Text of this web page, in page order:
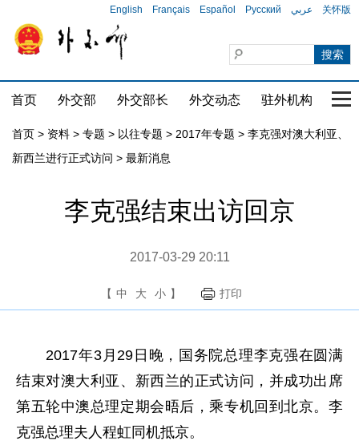
English Français Español Русский عربي 关怀版
首页 外交部 外交部长 外交动态 驻外机构 国
首页 > 资料 > 专题 > 以往专题 > 2017年专题 > 李克强对澳大利亚、
新西兰进行正式访问 > 最新消息
李克强结束出访回京
2017-03-29 20:11
【 中 大 小 】 打印
2017年3月29日晚，国务院总理李克强在圆满
结束对澳大利亚、新西兰的正式访问，并成功出席
第五轮中澳总理定期会晤后，乘专机回到北京。李
克强总理夫人程虹同机抵京。